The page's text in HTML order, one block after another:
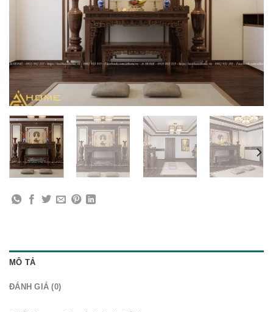
MÔ TẢ
ĐÁNH GIÁ (0)